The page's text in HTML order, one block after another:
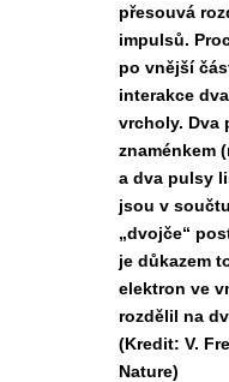
přesouvá
impulsů.
po vnější
interakce
vrcholy. Dva
znaménkem
a dva pulsy
jsou v
„dvojče“
je důkazem
elektron ve
rozdělil na
(Kredit: V.
Nature)